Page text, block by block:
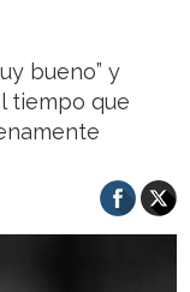
bueno” y
tiempo que